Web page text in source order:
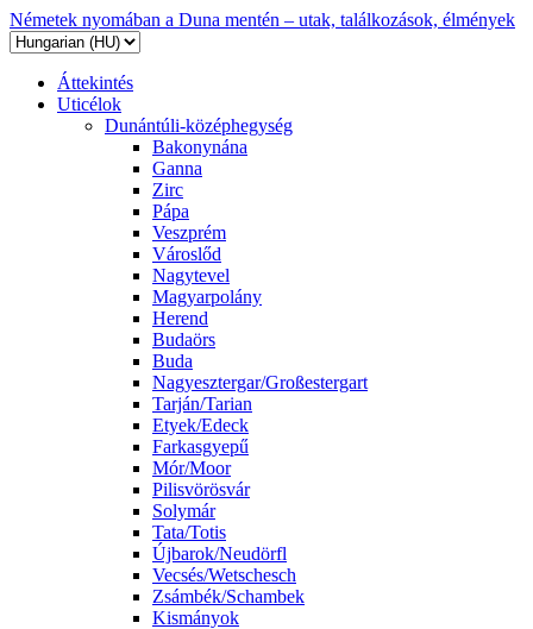
Németek nyomában a Duna mentén – utak, találkozások, élmények
Áttekintés
Uticélok
Dunántúli-középhegység
Bakonynána
Ganna
Zirc
Pápa
Veszprém
Városlőd
Nagytevel
Magyarpolány
Herend
Budaörs
Buda
Nagyesztergar/Großestergart
Tarján/Tarian
Etyek/Edeck
Farkasgyepű
Mór/Moor
Pilisvörösvár
Solymár
Tata/Totis
Újbarok/Neudörfl
Vecsés/Wetschesch
Zsámbék/Schambek
Kismányok